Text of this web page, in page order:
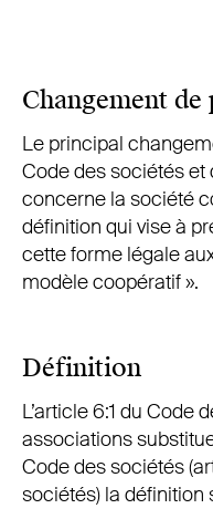
Changement de
Le principal
Code des sociétés
concerne la société
définition qui vise à
cette forme légale
modèle coopératif ».
Définition
L’article 6:1 du Code
associations
Code des sociétés
sociétés) la définition